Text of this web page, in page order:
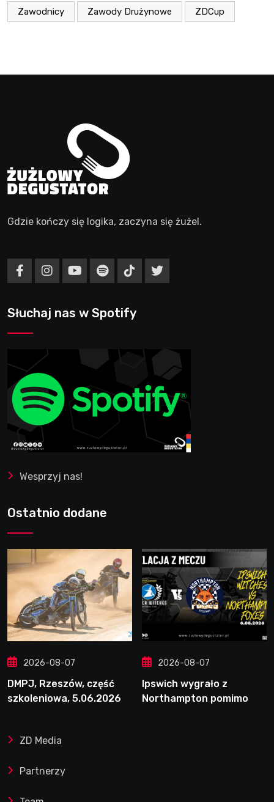
Zawodnicy Zawody Drużynowe ZDCup
Gdzie kończy się logika, zaczyna się żużel.
Słuchaj nas w Spotify
Wesprzyj nas!
Ostatnio dodane
2026-08-07
DMPJ, Rzeszów, część
szkoleniowa, 5.06.2026
2026-08-07
Ipswich wygrało z
Northampton pomimo
ZD Media
Partnerzy